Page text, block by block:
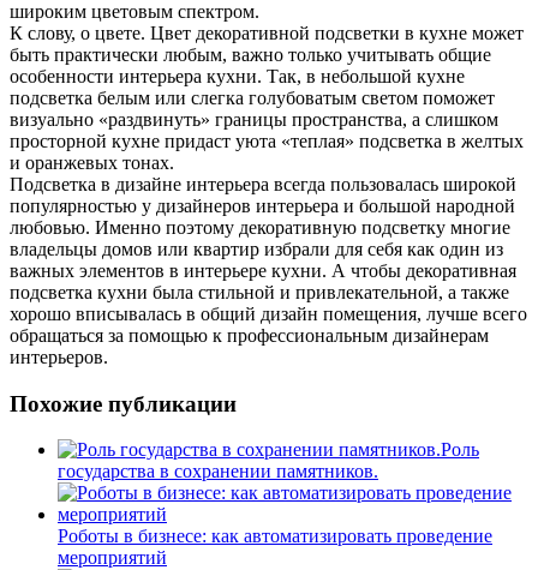
широким цветовым спектром.
К слову, о цвете. Цвет декоративной подсветки в кухне может
быть практически любым, важно только учитывать общие
особенности интерьера кухни. Так, в небольшой кухне
подсветка белым или слегка голубоватым светом поможет
визуально «раздвинуть» границы пространства, а слишком
просторной кухне придаст уюта «теплая» подсветка в желтых
и оранжевых тонах.
Подсветка в дизайне интерьера всегда пользовалась широкой
популярностью у дизайнеров интерьера и большой народной
любовью. Именно поэтому декоративную подсветку многие
владельцы домов или квартир избрали для себя как один из
важных элементов в интерьере кухни. А чтобы декоративная
подсветка кухни была стильной и привлекательной, а также
хорошо вписывалась в общий дизайн помещения, лучше всего
обращаться за помощью к профессиональным дизайнерам
интерьеров.
Похожие публикации
Роль
государства в сохранении памятников.
Роботы в бизнесе: как автоматизировать проведение
мероприятий